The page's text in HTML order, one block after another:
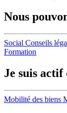
Nous
Social Conseils
Formation
Je suis actif
Mobilité des biens